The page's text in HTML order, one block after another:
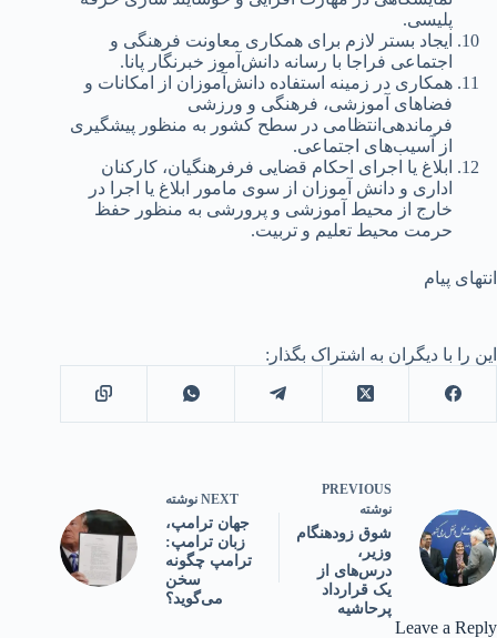
پلیسی‌.
ایجاد بستر لازم برای‌ همکاری‌ معاونت‌ فرهنگی‌ و
اجتماعی‌ فراجا با رسانه‌ دانش‌آموز خبرنگار پانا.
همکاری‌ در زمینه‌ استفاده دانش‌آموزان از امکانات و
فضاهای‌ آموزشی‌، فرهنگی‌ و ورزشی‌
فرماندهی‌انتظامی‌ در سطح‌ کشور به‌ منظور پیشگیری‌
از آسیب‌های‌ اجتماعی‌.
ابلاغ یا اجرای احکام قضایی فرفرهنگیان، کارکنان
اداری و دانش آموزان از سوی مامور ابلاغ یا اجرا در
خارج از محیط آموزشی و پرورشی به منظور حفظ
حرمت محیط تعلیم و تربیت.
انتهای پیام
این را با دیگران به اشتراک بگذار:
PREVIOUS
نوشته
شوق زودهنگام
وزیر،
درس‌های از
یک قرارداد
پرحاشیه
NEXT نوشته
جهان ترامپ،
زبان ترامپ:
ترامپ چگونه
سخن
می‌گوید؟
Leave a Reply